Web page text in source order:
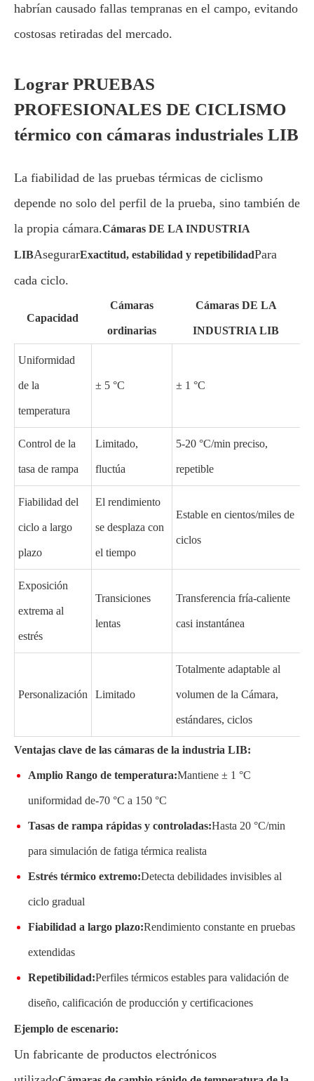
habrían causado fallas tempranas en el campo, evitando
costosas retiradas del mercado.
Lograr PRUEBAS
PROFESIONALES DE CICLISMO
térmico con cámaras industriales LIB
La fiabilidad de las pruebas térmicas de ciclismo
depende no solo del perfil de la prueba, sino también de
la propia cámara.Cámaras DE LA INDUSTRIA
LIBAsegurarExactitud, estabilidad y repetibilidadPara
cada ciclo.
Capacidad
Cámaras
ordinarias
Cámaras DE LA
INDUSTRIA LIB
Uniformidad
de la
temperatura
± 5 °C ± 1 °C
Control de la
tasa de rampa
Limitado,
fluctúa
5-20 °C/min preciso,
repetible
Fiabilidad del
ciclo a largo
plazo
El rendimiento
se desplaza con
el tiempo
Estable en cientos/miles de
ciclos
Exposición
extrema al
estrés
Transiciones
lentas
Transferencia fría-caliente
casi instantánea
Personalización Limitado
Totalmente adaptable al
volumen de la Cámara,
estándares, ciclos
Ventajas clave de las cámaras de la industria LIB:
Amplio Rango de temperatura:Mantiene ± 1 °C
uniformidad de-70 °C a 150 °C
Tasas de rampa rápidas y controladas:Hasta 20 °C/min
para simulación de fatiga térmica realista
Estrés térmico extremo:Detecta debilidades invisibles al
ciclo gradual
Fiabilidad a largo plazo:Rendimiento constante en pruebas
extendidas
Repetibilidad:Perfiles térmicos estables para validación de
diseño, calificación de producción y certificaciones
Ejemplo de escenario:
Un fabricante de productos electrónicos